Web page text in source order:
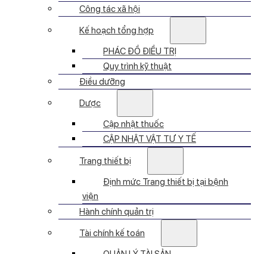
Công tác xã hội
Kế hoạch tổng hợp
PHÁC ĐỒ ĐIỀU TRỊ
Quy trình kỹ thuật
Điều dưỡng
Dược
Cập nhật thuốc
CẬP NHẬT VẬT TƯ Y TẾ
Trang thiết bị
Định mức Trang thiết bị tại bệnh
viện
Hành chính quản trị
Tài chính kế toán